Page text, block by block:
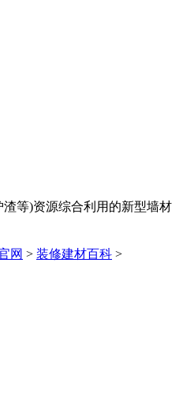
等)资源综合利用的新型墙材
网 > 装修建材百科 >